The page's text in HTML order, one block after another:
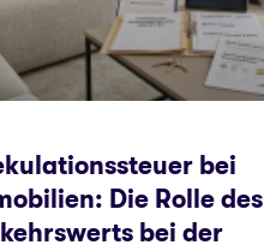
bei
Die Rolle des
bei der